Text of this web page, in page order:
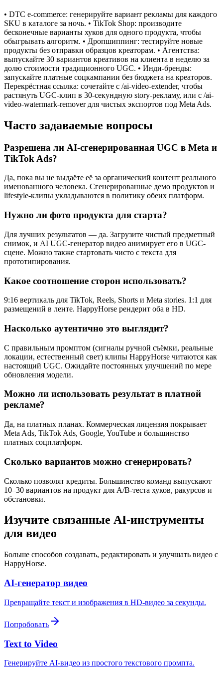
• DTC e-commerce: генерируйте вариант рекламы для каждого
SKU в каталоге за ночь. • TikTok Shop: производите
бесконечные варианты хуков для одного продукта, чтобы
обыгрывать алгоритм. • Дропшиппинг: тестируйте новые
продукты без отправки образцов креаторам. • Агентства:
выпускайте 30 вариантов креативов на клиента в неделю за
долю стоимости традиционного UGC. • Инди-бренды:
запускайте платные соцкампании без бюджета на креаторов.
Перекрёстная ссылка: сочетайте с /ai-video-extender, чтобы
растянуть UGC-клип в 30-секундную story-рекламу, или с /ai-
video-watermark-remover для чистых экспортов под Meta Ads.
Часто задаваемые вопросы
Разрешена ли AI-сгенерированная UGC в Meta и
TikTok Ads?
Да, пока вы не выдаёте её за органический контент реального
именованного человека. Сгенерированные демо продуктов и
lifestyle-клипы укладываются в политику обеих платформ.
Нужно ли фото продукта для старта?
Для лучших результатов — да. Загрузите чистый предметный
снимок, и AI UGC-генератор видео анимирует его в UGC-
сцене. Можно также стартовать чисто с текста для
прототипирования.
Какое соотношение сторон использовать?
9:16 вертикаль для TikTok, Reels, Shorts и Meta stories. 1:1 для
размещений в ленте. HappyHorse рендерит оба в HD.
Насколько аутентично это выглядит?
С правильным промптом (сигналы ручной съёмки, реальные
локации, естественный свет) клипы HappyHorse читаются как
настоящий UGC. Ожидайте постоянных улучшений по мере
обновления модели.
Можно ли использовать результат в платной
рекламе?
Да, на платных планах. Коммерческая лицензия покрывает
Meta Ads, TikTok Ads, Google, YouTube и большинство
платных соцплатформ.
Сколько вариантов можно сгенерировать?
Сколько позволят кредиты. Большинство команд выпускают
10–30 вариантов на продукт для A/B-теста хуков, ракурсов и
обстановки.
Изучите связанные AI-инструменты
для видео
Больше способов создавать, редактировать и улучшать видео с
HappyHorse.
AI-генератор видео
Превращайте текст и изображения в HD-видео за секунды.
Попробовать
Text to Video
Генерируйте AI-видео из простого текстового промпта.